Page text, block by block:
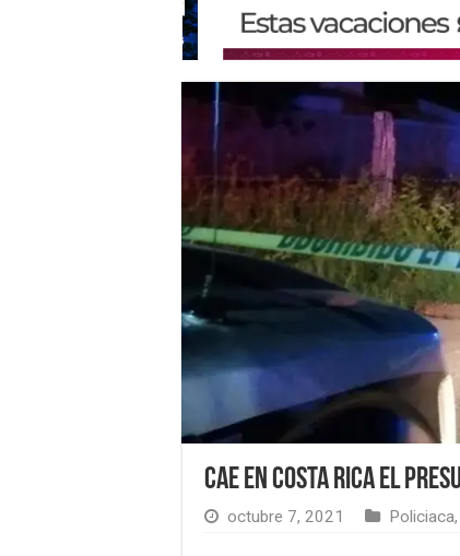
Cae en Costa Rica el
octubre 7, 2021 Policiaca,